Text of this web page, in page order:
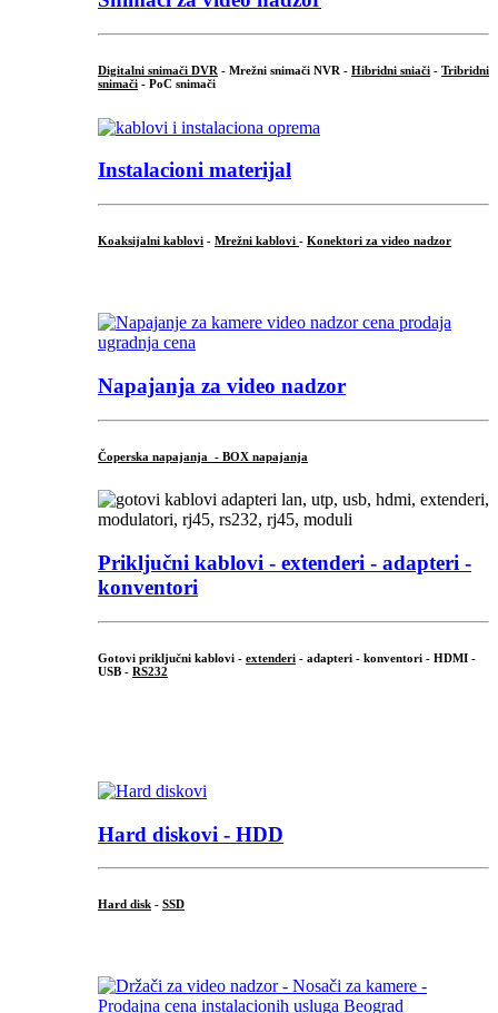
Digitalni snimači DVR - Mrežni snimači NVR - Hibridni sniači - Tribridni
snimači - PoC snimači
Instalacioni materijal
Koaksijalni kablovi - Mrežni kablovi - Konektori za video nadzor
Napajanja za video nadzor
Čoperska napajanja - BOX napajanja
Priključni kablovi - extenderi - adapteri -
konventori
Gotovi priključni kablovi - extenderi - adapteri - konventori - HDMI -
USB - RS232
Hard diskovi - HDD
Hard disk - SSD